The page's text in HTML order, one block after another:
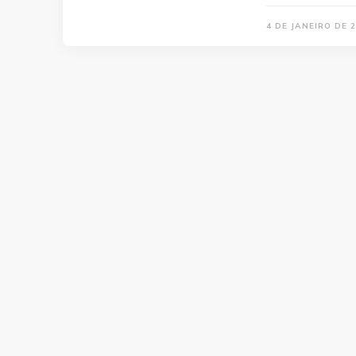
4 DE JANEIRO DE